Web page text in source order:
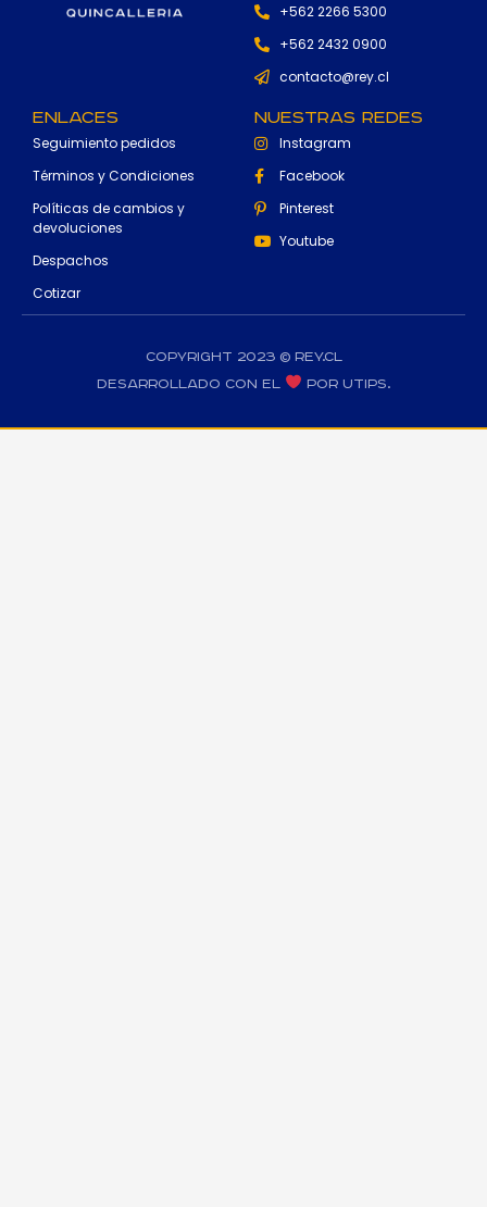
+562 2266 5300
+562 2432 0900
contacto@rey.cl
Enlaces
Seguimiento pedidos
Términos y Condiciones
Políticas de cambios y
devoluciones
Despachos
Cotizar
Nuestras Redes
Instagram
Facebook
Pinterest
Youtube
Copyright 2023 © rey.cl
Desarrollado con el
por Utips.